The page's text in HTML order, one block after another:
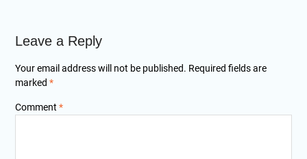
Leave a Reply
Your email address will not be published. Required fields are
marked *
Comment *